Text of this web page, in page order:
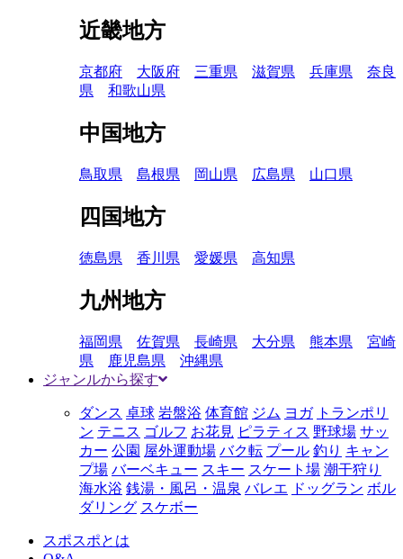
近畿地方
京都府 大阪府 三重県 滋賀県 兵庫県
奈良
県
和歌山県
中国地方
鳥取県 島根県 岡山県 広島県 山口県
四国地方
徳島県 香川県 愛媛県 高知県
九州地方
福岡県 佐賀県 長崎県 大分県 熊本県
宮崎
県
鹿児島県
沖縄県
ジャンルから探す
ダンス 卓球 岩盤浴 体育館 ジム ヨガ トランポリ
ン テニス ゴルフ お花見 ピラティス 野球場 サッ
カー 公園 屋外運動場 バク転 プール 釣り キャン
プ場 バーベキュー スキー スケート場 潮干狩り
海水浴 銭湯・風呂・温泉 バレエ ドッグラン ボル
ダリング スケボー
スポスポとは